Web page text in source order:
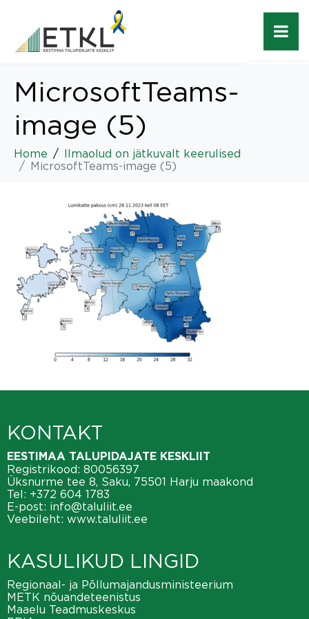
MicrosoftTeams-
image (5)
Home
Ilmaolud on jätkuvalt keerulised
MicrosoftTeams-image (5)
KONTAKT
EESTIMAA TALUPIDAJATE KESKLIIT
Registrikood: 80056397
Üksnurme tee 8, Saku, 75501 Harju maakond
Tel: +372 604 1783
E-post: info@taluliit.ee
Veebileht: www.taluliit.ee
KASULIKUD LINGID
Regionaal- ja Põllumajandusministeerium
METK nõuandeteenistus
Maaelu Teadmuskeskus